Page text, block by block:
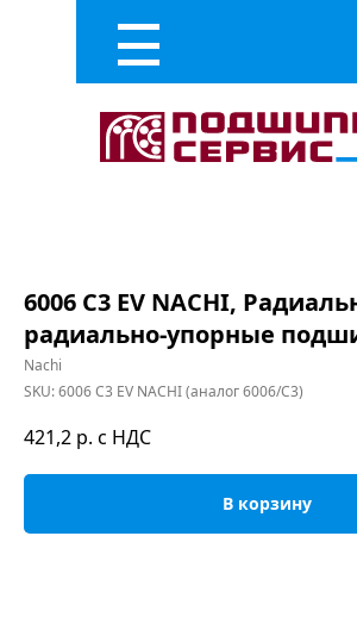
6006 C3 EV NACHI,
радиально-упорные
Nachi
SKU:6006 C3 EV NACHI (аналог 6006/C3)
421,2 р. с НДС
В корзину